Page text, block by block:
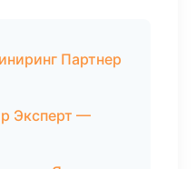
Партнер
Эксперт —